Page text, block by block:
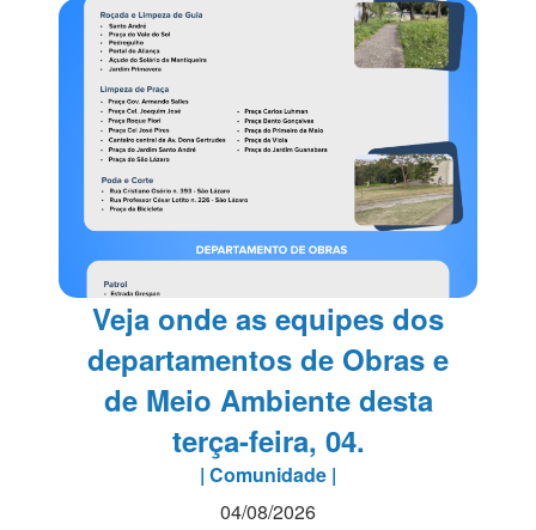
Veja onde as equipes dos
departamentos de Obras e
de Meio Ambiente desta
terça-feira, 04.
| Comunidade |
04/08/2026